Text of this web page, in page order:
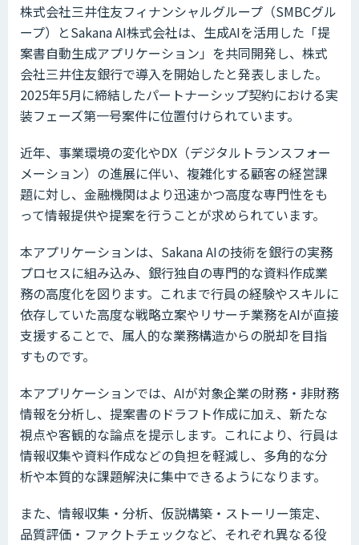
株式会社三井住友フィナンシャルグループ（SMBCグル
ープ）とSakana AI株式会社は、生成AIを活用した「提
案書自動生成アプリケーション」を共同開発し、株式
会社三井住友銀行で導入を開始したと発表しました。
2025年5月に締結したパートナーシップ契約における実
装フェーズ第一号案件に位置付けられています。
近年、事業環境の変化やDX（デジタルトランスフォー
メーション）の進展に伴い、複雑化する顧客の経営課
題に対し、金融機関はより迅速かつ高度な専門性をも
って情報提供や提案を行うことが求められています。
本アプリケーションは、Sakana AIの技術を銀行の実務
プロセスに組み込み、銀行独自の専門的な資料作成業
務の高度化を図ります。これまで行員の経験やスキルに
依存していた高度な戦略立案やリサーチ業務をAIが直接
支援することで、属人的な業務構造からの脱却を目指
すものです。
本アプリケーションでは、AIが対象企業の財務・非財務
情報を分析し、提案書のドラフト作成に加え、新たな
視点や客観的な論点を提示します。これにより、行員は
情報収集や資料作成などの負担を軽減し、多角的な分
析や本質的な課題解決に集中できるようになります。
また、情報収集・分析、仮説構築・ストーリー策定、
品質評価・ファクトチェックなど、それぞれ異なる役